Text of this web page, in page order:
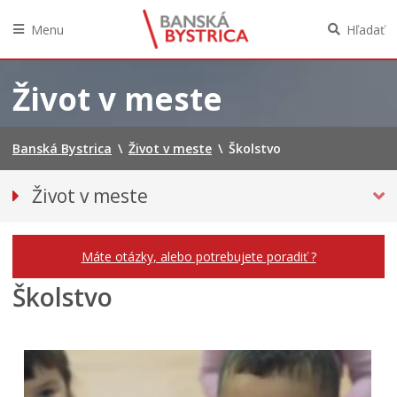
obsah
Menu Hľadať
Život v meste
Banská Bystrica \ Život v meste \ Školstvo
Život v meste
O meste
Pohotovostné kontakty
Úrady a inštitúcie
Mestská polícia
Máte otázky, alebo potrebujete poradiť ?
Školstvo